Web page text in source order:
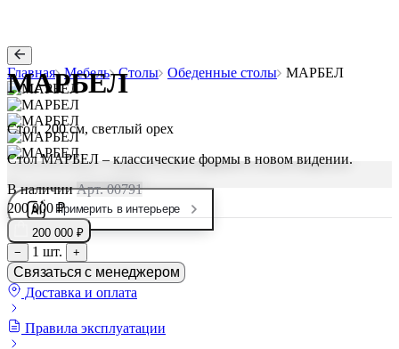
Главная Мебель Столы Обеденные столы МАРБЕЛ
Примерить в интерьере
МАРБЕЛ
Стол, 200 см, светлый орех
Стол МАРБЕЛ – классические формы в новом видении.
В наличии Арт. 00791
200 000 ₽
200 000 ₽
−
1 шт. +
Связаться с менеджером
Доставка и оплата
Правила эксплуатации